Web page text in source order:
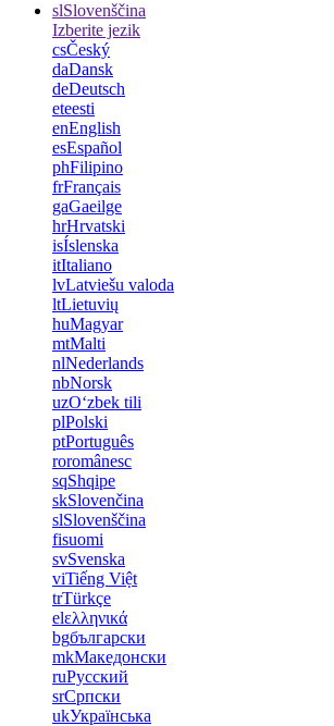
slSlovenščina
Izberite jezik
csČeský
daDansk
deDeutsch
eteesti
enEnglish
esEspañol
phFilipino
frFrançais
gaGaeilge
hrHrvatski
isÍslenska
itItaliano
lvLatviešu valoda
ltLietuvių
huMagyar
mtMalti
nlNederlands
nbNorsk
uzOʻzbek tili
plPolski
ptPortuguês
roromânesc
sqShqipe
skSlovenčina
slSlovenščina
fisuomi
svSvenska
viTiếng Việt
trTürkçe
elελληνικά
bgбългарски
mkМакедонски
ruРусский
srСрпски
ukУкраїнська